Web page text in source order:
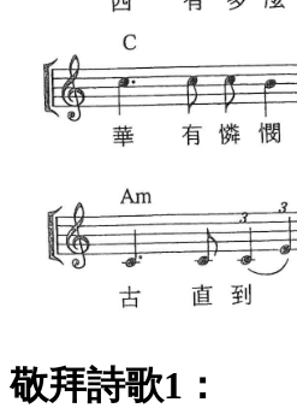
敬拜詩歌1：